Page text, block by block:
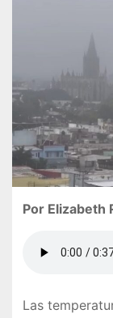
Por Elizabeth
Las